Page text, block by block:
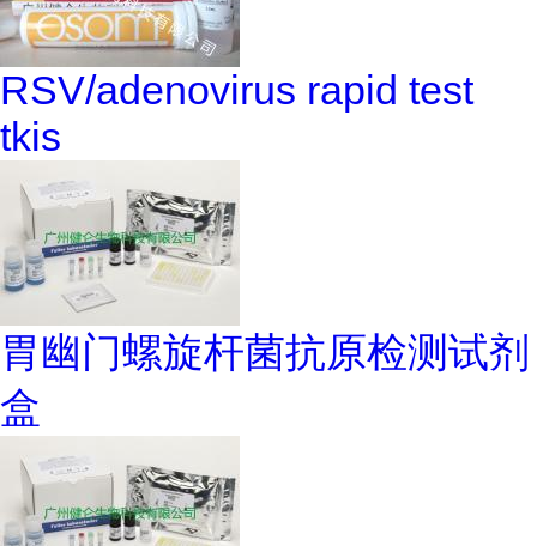
RSV/adenovirus rapid test
tkis
胃幽门螺旋杆菌抗原检测试剂
盒